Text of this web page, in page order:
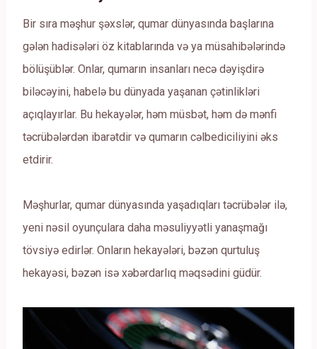
Bir sıra məşhur şəxslər, qumar dünyasında başlarına
gələn hadisələri öz kitablarında və ya müsahibələrində
bölüşüblər. Onlar, qumarın insanları necə dəyişdirə
biləcəyini, habelə bu dünyada yaşanan çətinlikləri
açıqlayırlar. Bu hekayələr, həm müsbət, həm də mənfi
təcrübələrdən ibarətdir və qumarın cəlbediciliyini əks
etdirir.
Məşhurlar, qumar dünyasında yaşadıqları təcrübələr ilə,
yeni nəsil oyunçulara daha məsuliyyətli yanaşmağı
tövsiyə edirlər. Onların hekayələri, bəzən qurtuluş
hekayəsi, bəzən isə xəbərdarlıq məqsədini güdür.